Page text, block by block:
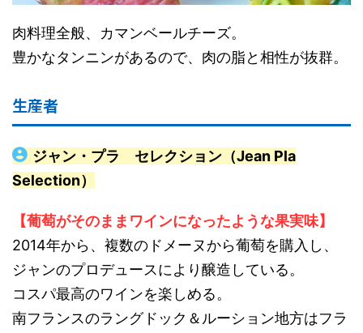
肉料理全般、カマンベールチーズ。
豊かなタンニンがあるので、肉の脂と相性が抜群。
生産者
ジャン・プラ セレクション（Jean Pla
Selection）
【葡萄がそのままワインになったような果実味】
2014年から、複数のドメーヌから葡萄を購入し、
ジャンのプロデュースにより醸造している。
コスパ最高のワインを楽しめる。
南フランスのラングドック＆ルーション地方はフラ